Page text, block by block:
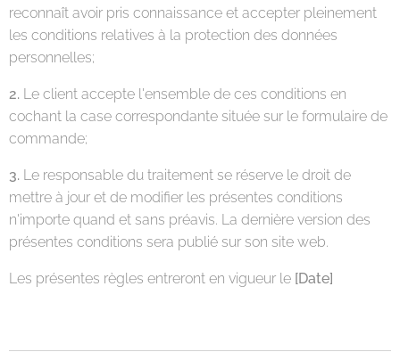
reconnaît avoir pris connaissance et accepter pleinement
les conditions relatives à la protection des données
personnelles;
2. Le client accepte l'ensemble de ces conditions en
cochant la case correspondante située sur le formulaire de
commande;
3. Le responsable du traitement se réserve le droit de
mettre à jour et de modifier les présentes conditions
n'importe quand et sans préavis. La dernière version des
présentes conditions sera publié sur son site web.
Les présentes règles entreront en vigueur le [Date]